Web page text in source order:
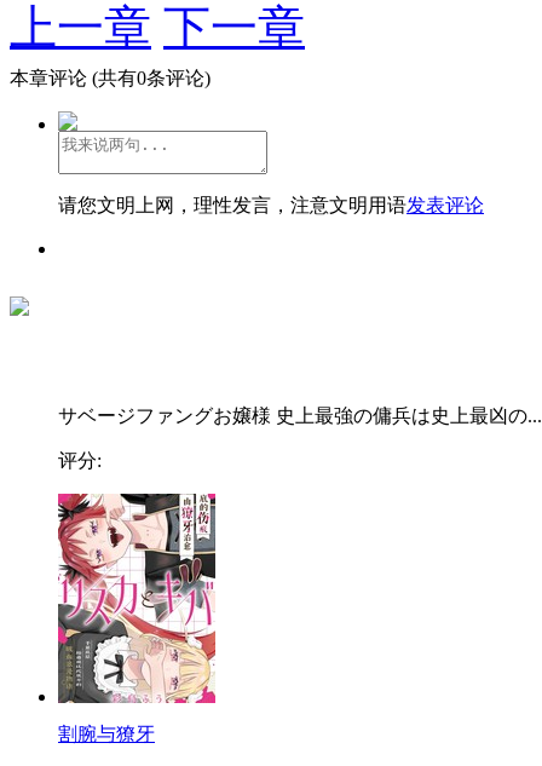
上一章 下一章
本章评论 (共有0条评论)
请您文明上网，理性发言，注意文明用语发表评论
サベージファングお嬢様 史上最強の傭兵は史上最凶の...
评分:
割腕与獠牙